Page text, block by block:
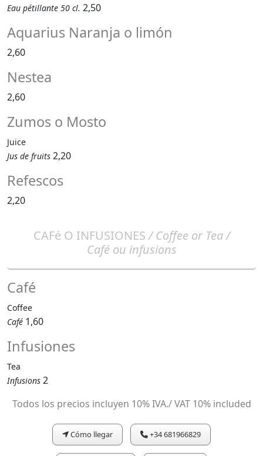
Eau pétillante 50 cl. 2,50
Aquarius Naranja o limón
2,60
Nestea
2,60
Zumos o Mosto
Juice
Jus de fruits 2,20
Refescos
2,20
CAFé O INFUSIONES/ Coffee or Tea /
Café ou infusions
Café
Coffee
Café 1,60
Infusiones
Tea
Infusions 2
Todos los precios incluyen 10% IVA./ VAT 10% included
Cómo llegar +34 681966829